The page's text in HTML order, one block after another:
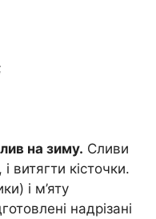
на зиму. Сливи
витягти кісточки.
і м’яту
надрізані